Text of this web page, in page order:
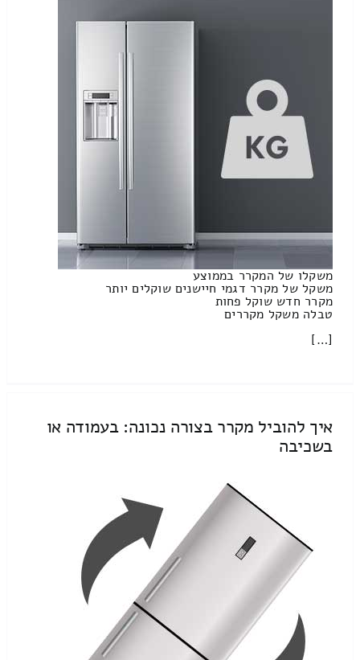
משקלו של המקרר בממוצע
משקל של מקרר דגמי חיישנים שוקלים יותר
מקרר חדש שוקל פחות
טבלה משקל מקררים
[…]
איך להוביל מקרר בצורה נכונה: בעמודה או
בשכיבה